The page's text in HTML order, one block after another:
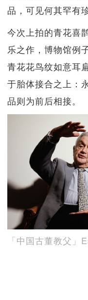
品，可见何其罕有珍
今次上拍的青花喜
乐之作，博物馆例
青花花鸟纹如意耳
于胎体接合之上：
品则为前后相接。
「中国古董教父」